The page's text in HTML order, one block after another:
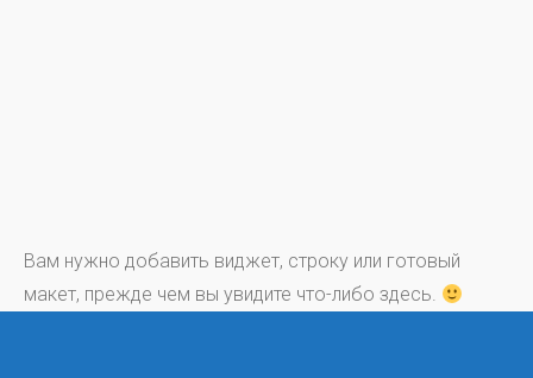
Вам нужно добавить виджет, строку или готовый
макет, прежде чем вы увидите что-либо здесь.